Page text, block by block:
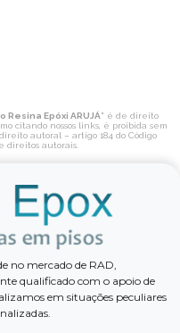
Resina Epóxi ARUJÁ" é de direito
citando nossos links, é proibida sem
autoral – artigo 184 do Código
direitos autorais
no mercado de RAD,
qualificado com o apoio de
em situações peculiares